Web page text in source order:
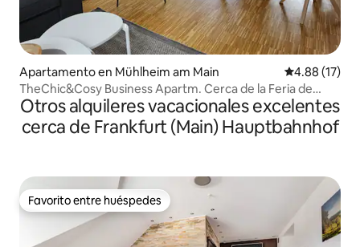
Apartamento en Mühlheim am Main Calificación
4.88 (17)
TheChic&Cosy Business Apartm. Cerca de la Feria de
Fráncfort
Otros alquileres vacacionales excelentes
cerca de Frankfurt (Main) Hauptbahnhof
Favorito entre huéspedes
Favorito entre huéspedes